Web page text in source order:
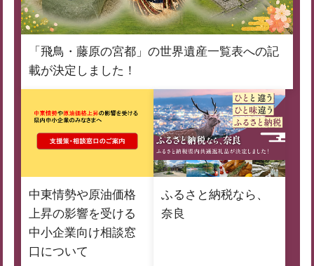
「飛鳥・藤原の宮都」の世界遺産一覧表への記
載が決定しました！
中東情勢や原油価格
上昇の影響を受ける
中小企業向け相談窓
口について
ふるさと納税なら、
奈良